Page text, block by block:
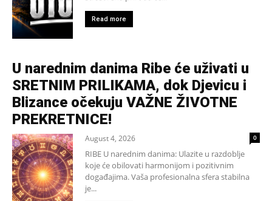
Read more
U narednim danima Ribe će uživati u
SRETNIM PRILIKAMA, dok Djevicu i
Blizance očekuju VAŽNE ŽIVOTNE
PREKRETNICE!
August 4, 2026 0
RIBE U narednim danima: Ulazite u razdoblje
koje će obilovati harmonijom i pozitivnim
događajima. Vaša profesionalna sfera stabilna
je...